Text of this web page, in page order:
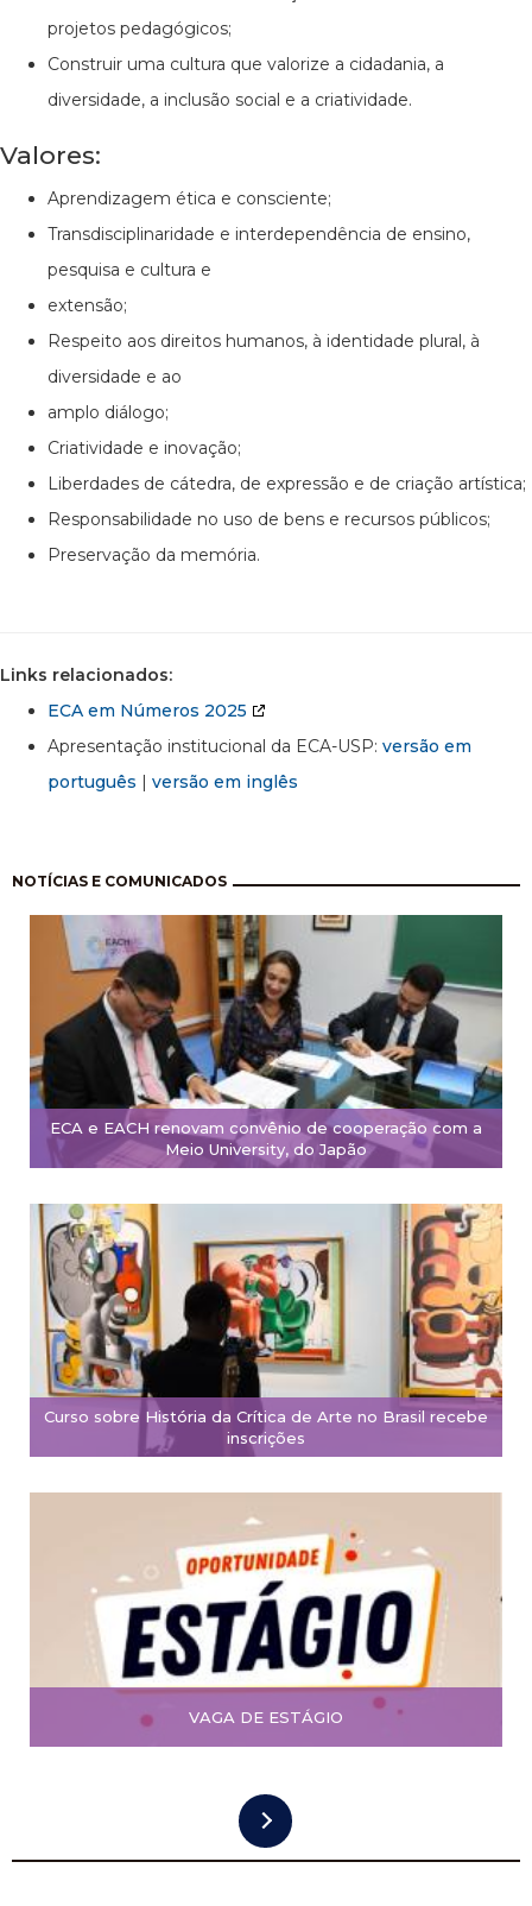
projetos pedagógicos;
Construir uma cultura que valorize a cidadania, a
diversidade, a inclusão social e a criatividade.
Valores:
Aprendizagem ética e consciente;
Transdisciplinaridade e interdependência de ensino,
pesquisa e cultura e
extensão;
Respeito aos direitos humanos, à identidade plural, à
diversidade e ao
amplo diálogo;
Criatividade e inovação;
Liberdades de cátedra, de expressão e de criação artística;
Responsabilidade no uso de bens e recursos públicos;
Preservação da memória.
Links relacionados:
ECA em Números 2025
Apresentação institucional da ECA-USP: versão em
português | versão em inglês
NOTÍCIAS E COMUNICADOS
ECA e EACH renovam convênio de cooperação com a
Meio University, do Japão
Curso sobre História da Crítica de Arte no Brasil recebe
inscrições
VAGA DE ESTÁGIO
Paginação